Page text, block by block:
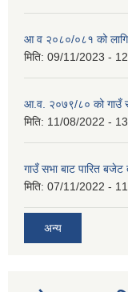
आ व २०८०/०८१ को लागि
मिति: 09/11/2023 -
आ.व. २०७९/८० को गाउँ
मिति: 11/08/2022 -
गाउँ सभा बाट पारित बजेट
मिति: 07/11/2022 -
अन्य